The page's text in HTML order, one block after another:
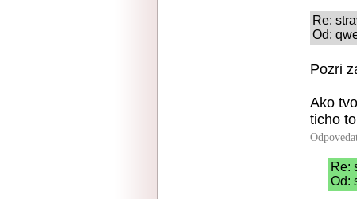
Re:
Od:
Pozri
Ako
ticho
Re:
Od: